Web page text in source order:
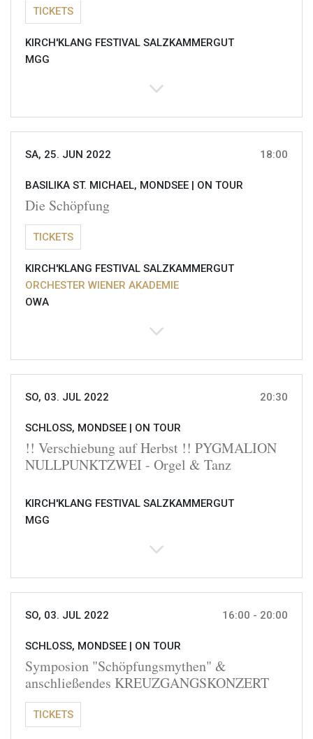
TICKETS
KIRCH'KLANG FESTIVAL SALZKAMMERGUT
MGG
SA, 25. JUN 2022 18:00
BASILIKA ST. MICHAEL, MONDSEE | ON TOUR
Die Schöpfung
TICKETS
KIRCH'KLANG FESTIVAL SALZKAMMERGUT
ORCHESTER WIENER AKADEMIE
OWA
SO, 03. JUL 2022 20:30
SCHLOSS, MONDSEE | ON TOUR
!! Verschiebung auf Herbst !! PYGMALION
NULLPUNKTZWEI - Orgel & Tanz
KIRCH'KLANG FESTIVAL SALZKAMMERGUT
MGG
SO, 03. JUL 2022 16:00 - 20:00
SCHLOSS, MONDSEE | ON TOUR
Symposion "Schöpfungsmythen" &
anschließendes KREUZGANGSKONZERT
TICKETS